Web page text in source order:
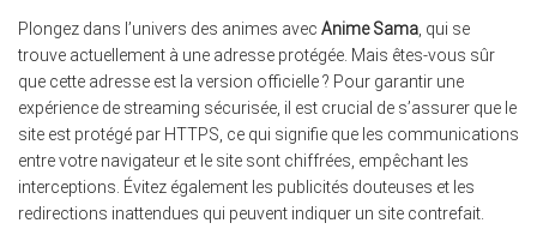
Plongez dans l’univers des animes avec Anime Sama, qui se
trouve actuellement à une adresse protégée. Mais êtes-vous sûr
que cette adresse est la version officielle ? Pour garantir une
expérience de streaming sécurisée, il est crucial de s’assurer que le
site est protégé par HTTPS, ce qui signifie que les communications
entre votre navigateur et le site sont chiffrées, empêchant les
interceptions. Évitez également les publicités douteuses et les
redirections inattendues qui peuvent indiquer un site contrefait.